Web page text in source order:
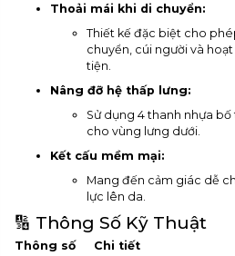
Thoải mái khi di chuyển:
Thiết kế đặc biệt cho
chuyển, cúi người và
tiện.
Nâng đỡ hệ thấp lưng:
Sử dụng 4 thanh nhựa
cho vùng lưng dưới.
Kết cấu mềm mại:
Mang đến cảm giác dễ
lực lên da.
🔢 Thông Số Kỹ Thuật
Thông số
Chi tiết